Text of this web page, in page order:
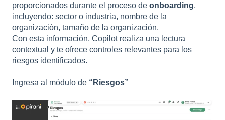
proporcionados durante el proceso de onboarding,
incluyendo: sector o industria, nombre de la
organización, tamaño de la organización.
Con esta información, Copilot realiza una lectura
contextual y te ofrece controles relevantes para los
riesgos identificados.
Ingresa al módulo de “Riesgos”